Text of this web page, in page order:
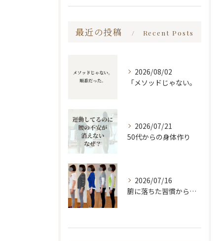
最近の投稿 Recent Posts
2026/08/02
「メソッドじゃない。
2026/07/21
50代からの身体作り
2026/07/16
腑に落ちた習慣から変わる